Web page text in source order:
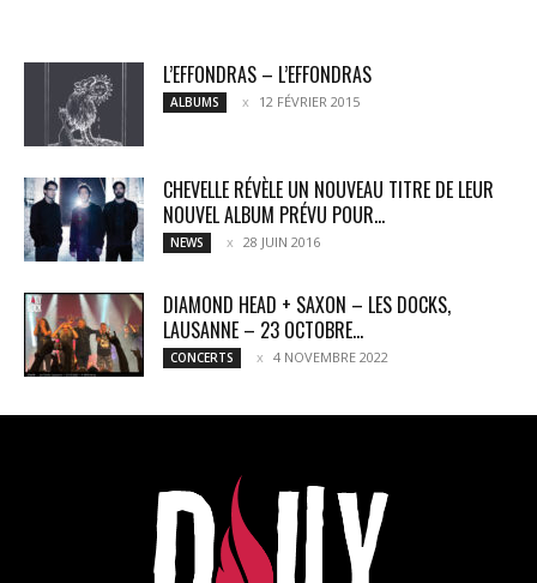
L’EFFONDRAS – L’EFFONDRAS
ALBUMS 12 FÉVRIER 2015
CHEVELLE RÉVÈLE UN NOUVEAU TITRE DE LEUR
NOUVEL ALBUM PRÉVU POUR...
NEWS 28 JUIN 2016
DIAMOND HEAD + SAXON – LES DOCKS,
LAUSANNE – 23 OCTOBRE...
CONCERTS 4 NOVEMBRE 2022